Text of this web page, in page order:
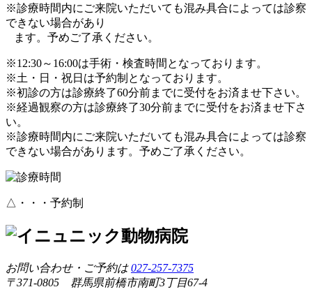
※診療時間内にご来院いただいても混み具合によっては診察
できない場合があり
ます。予めご了承ください。
※12:30～16:00は手術・検査時間となっております。
※土・日・祝日は予約制となっております。
※初診の方は診療終了60分前までに受付をお済ませ下さい。
※経過観察の方は診療終了30分前までに受付をお済ませ下さ
い。
※診療時間内にご来院いただいても混み具合によっては診察
できない場合があります。予めご了承ください。
△・・・予約制
お問い合わせ・ご予約は027-257-7375
〒371-0805 群馬県前橋市南町3丁目67-4